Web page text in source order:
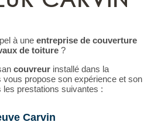
à une entreprise de couverture
de toiture ?
couvreur installé dans la
propose son expérience et son
prestations suivantes :
Carvin